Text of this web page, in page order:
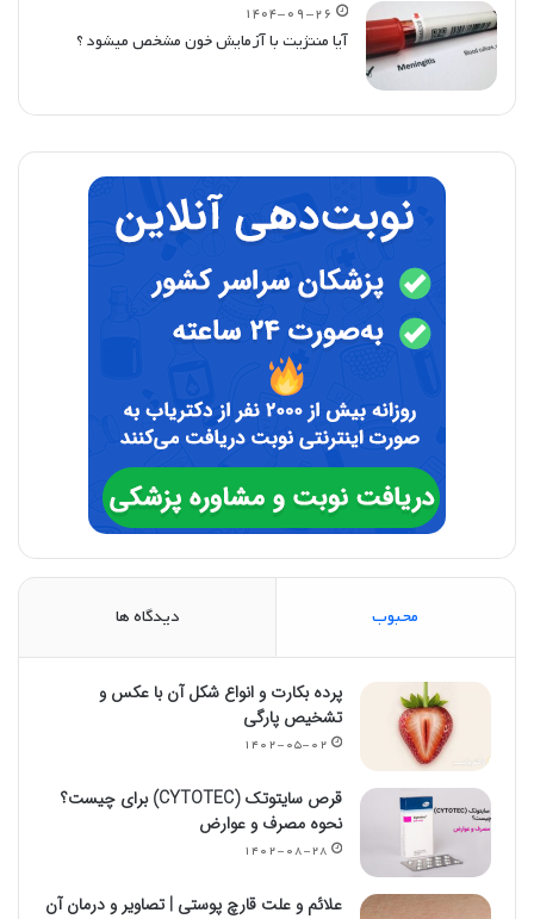
۱۴۰۴-۰۹-۲۶
آیا مننژیت با آزمایش خون مشخص میشود ؟
محبوب دیدگاه ها
پرده بکارت و انواع شکل آن با عکس و
تشخیص پارگی
۱۴۰۲-۰۵-۰۲
قرص سایتوتک (CYTOTEC) برای چیست؟
نحوه مصرف و عوارض
۱۴۰۲-۰۸-۲۸
علائم و علت قارچ پوستی | تصاویر و درمان آن